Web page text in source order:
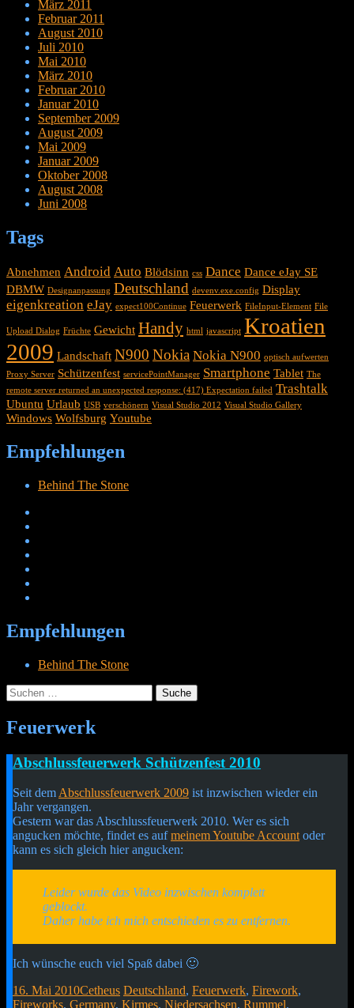
März 2011
Februar 2011
August 2010
Juli 2010
Mai 2010
März 2010
Februar 2010
Januar 2010
September 2009
August 2009
Mai 2009
Januar 2009
Oktober 2008
August 2008
Juni 2008
Tags
Abnehmen Android Auto Blödsinn css Dance Dance eJay SE
DBMW Designanpassung Deutschland devenv.exe.config Display
eigenkreation eJay expect100Continue Feuerwerk FileInput-Element File
Upload Dialog Früchte Gewicht Handy html javascript Kroatien
2009 Landschaft N900 Nokia Nokia N900 optisch aufwerten
Proxy Server Schützenfest servicePointManager Smartphone Tablet The
remote server returned an unexpected response: (417) Expectation failed Trashtalk
Ubuntu Urlaub USB verschönern Visual Studio 2012 Visual Studio Gallery
Windows Wolfsburg Youtube
Empfehlungen
Behind The Stone
Empfehlungen
Behind The Stone
Suche
nach:
Cetheus Blog
Feuerwerk
Abschlussfeuerwerk Schützenfest 2010
Seit demAbschlussfeuerwerk 2009 ist inzwischen wieder ein
Jahr vergangen.
Gestern war das Abschlussfeuerwerk 2010. Wer es sich
angucken möchte, findet es aufmeinem Youtube Accountoder
kann es sich gleich hier angucken:
Leider wurde das Video inzwischen komplett
geblockt.
Daher habe ich mich entschieden es zu entfernen.
Ich wünsche euch viel Spaß dabei 🙂
16. Mai 2010Cetheus Deutschland, Feuerwerk, Firework,
Fireworks, Germany, Kirmes, Niedersachsen, Rummel,